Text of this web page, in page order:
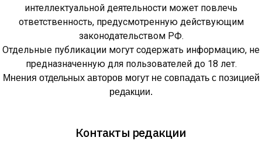
интеллектуальной деятельности может повлечь
ответственность, предусмотренную действующим
законодательством РФ.
Отдельные публикации могут содержать информацию, не
предназначенную для пользователей до 18 лет.
Мнения отдельных авторов могут не совпадать с позицией
редакции.
Контакты редакции